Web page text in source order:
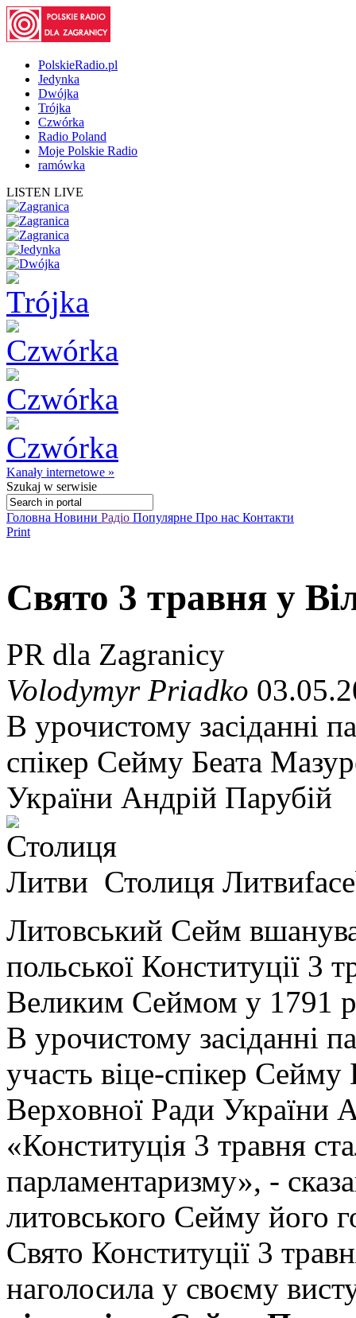
PolskieRadio.pl
Jedynka
Dwójka
Trójka
Czwórka
Radio Poland
Moje Polskie Radio
ramówka
LISTEN LIVE
Kanały internetowe »
Szukaj w serwisie
Головна Новини Радіо Популярне Про нас Контакти
Print
Свято 3 травня у
PR dla Zagranicy
Volodymyr Priadko
В урочистому засіданні
спікер Сейму Беата
України Андрій Парубій
Столиця Литви
Литовський Сейм
польської Конституції 3
Великим Сеймом у 1791
В урочистому засіданні
участь віце-спікер
Верховної Ради України
«Конституція 3 травня
парламентаризму», -
литовського Сейму його
Свято Конституції 3
наголосила у своєму